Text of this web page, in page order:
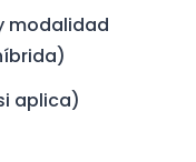
modalidad
aplica)